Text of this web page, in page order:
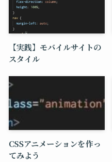
【実践】モバイルサイトの
スタイル
CSSアニメーションを作っ
てみよう